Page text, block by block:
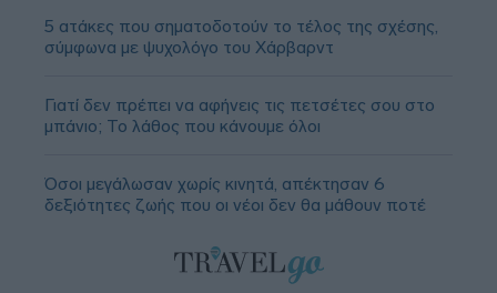
5 ατάκες που σηματοδοτούν το τέλος της σχέσης,
σύμφωνα με ψυχολόγο του Χάρβαρντ
Γιατί δεν πρέπει να αφήνεις τις πετσέτες σου στο
μπάνιο; Το λάθος που κάνουμε όλοι
Όσοι μεγάλωσαν χωρίς κινητά, απέκτησαν 6
δεξιότητες ζωής που οι νέοι δεν θα μάθουν ποτέ